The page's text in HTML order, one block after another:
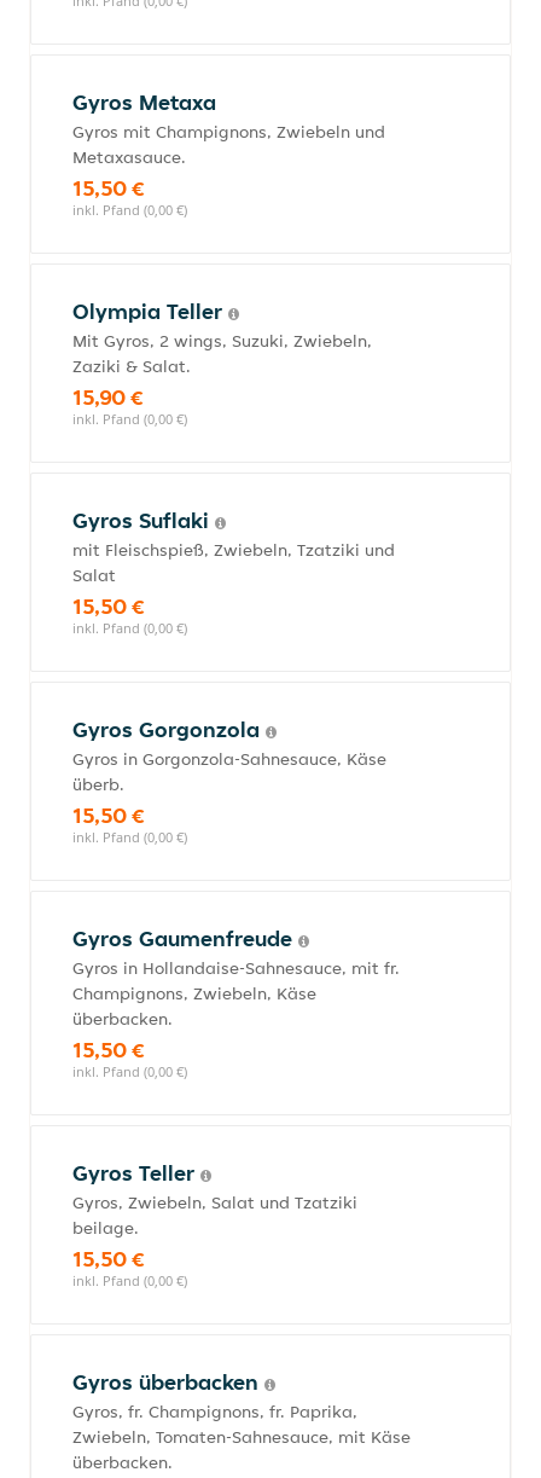
Gyros Metaxa
Gyros mit Champignons, Zwiebeln und
Metaxasauce.
15,50 €
inkl. Pfand (0,00 €)
Olympia Teller
Mit Gyros, 2 wings, Suzuki, Zwiebeln,
Zaziki & Salat.
15,90 €
inkl. Pfand (0,00 €)
Gyros Suflaki
mit Fleischspieß, Zwiebeln, Tzatziki und
Salat
15,50 €
inkl. Pfand (0,00 €)
Gyros Gorgonzola
Gyros in Gorgonzola-Sahnesauce, Käse
überb.
15,50 €
inkl. Pfand (0,00 €)
Gyros Gaumenfreude
Gyros in Hollandaise-Sahnesauce, mit fr.
Champignons, Zwiebeln, Käse
überbacken.
15,50 €
inkl. Pfand (0,00 €)
Gyros Teller
Gyros, Zwiebeln, Salat und Tzatziki
beilage.
15,50 €
inkl. Pfand (0,00 €)
Gyros überbacken
Gyros, fr. Champignons, fr. Paprika,
Zwiebeln, Tomaten-Sahnesauce, mit Käse
überbacken.